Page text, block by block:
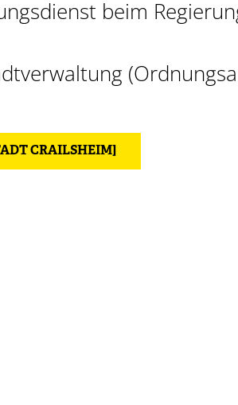
beim
CRAILSHEIM]